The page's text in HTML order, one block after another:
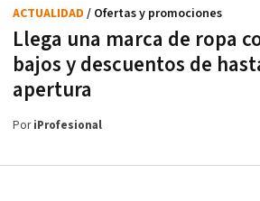
Llega una marca de ropa
bajos y descuentos de
apertura
ACTUALIDAD / Ofertas y promociones
PoriProfesional